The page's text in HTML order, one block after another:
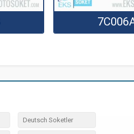
Deutsch Soketler